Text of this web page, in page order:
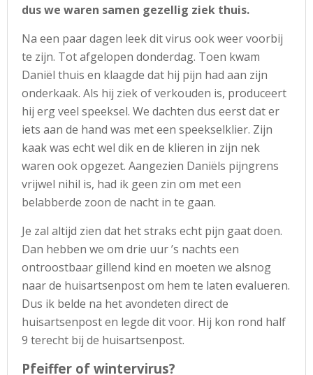
dus we waren samen gezellig ziek thuis.
Na een paar dagen leek dit virus ook weer voorbij
te zijn. Tot afgelopen donderdag. Toen kwam
Daniël thuis en klaagde dat hij pijn had aan zijn
onderkaak. Als hij ziek of verkouden is, produceert
hij erg veel speeksel. We dachten dus eerst dat er
iets aan de hand was met een speekselklier. Zijn
kaak was echt wel dik en de klieren in zijn nek
waren ook opgezet. Aangezien Daniëls pijngrens
vrijwel nihil is, had ik geen zin om met een
belabberde zoon de nacht in te gaan.
Je zal altijd zien dat het straks echt pijn gaat doen.
Dan hebben we om drie uur ’s nachts een
ontroostbaar gillend kind en moeten we alsnog
naar de huisartsenpost om hem te laten evalueren.
Dus ik belde na het avondeten direct de
huisartsenpost en legde dit voor. Hij kon rond half
9 terecht bij de huisartsenpost.
Pfeiffer of wintervirus?